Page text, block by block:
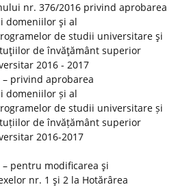
nr. 376/2016 privind aprobarea
domeniilor şi al
de studii universitare şi
de învăţământ superior
2016 - 2017
– privind aprobarea
domeniilor și al
de studii universitare și
de învățământ superior
2016-2017
– pentru modificarea şi
nr. 1 şi 2 la Hotărârea